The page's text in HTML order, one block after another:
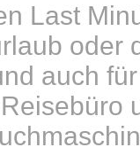
Last
oder
auch